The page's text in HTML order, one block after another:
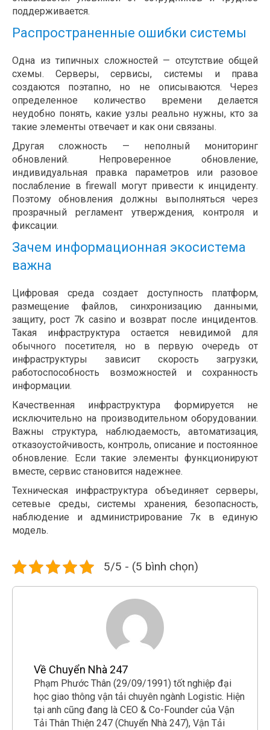
поддерживается.
Распространенные ошибки системы
Одна из типичных сложностей — отсутствие общей
схемы. Серверы, сервисы, системы и права
создаются поэтапно, но не описываются. Через
определенное количество времени делается
неудобно понять, какие узлы реально нужны, кто за
такие элементы отвечает и как они связаны.
Другая сложность — неполный мониторинг
обновлений. Непроверенное обновление,
индивидуальная правка параметров или разовое
послабление в firewall могут привести к инциденту.
Поэтому обновления должны выполняться через
прозрачный регламент утверждения, контроля и
фиксации.
Зачем информационная экосистема
важна
Цифровая среда создает доступность платформ,
размещение файлов, синхронизацию данными,
защиту, рост 7k casino и возврат после инцидентов.
Такая инфраструктура остается невидимой для
обычного посетителя, но в первую очередь от
инфраструктуры зависит скорость загрузки,
работоспособность возможностей и сохранность
информации.
Качественная инфраструктура формируется не
исключительно на производительном оборудовании.
Важны структура, наблюдаемость, автоматизация,
отказоустойчивость, контроль, описание и постоянное
обновление. Если такие элементы функционируют
вместе, сервис становится надежнее.
Техническая инфраструктура объединяет серверы,
сетевые среды, системы хранения, безопасность,
наблюдение и администрирование 7к в единую
модель.
5/5 - (5 bình chọn)
Về Chuyển Nhà 247
Phạm Phước Thân (29/09/1991) tốt nghiệp đại
học giao thông vận tải chuyên ngành Logistic. Hiện
tại anh cũng đang là CEO & Co-Founder của Vận
Tải Thân Thiện 247 (Chuyển Nhà 247), Vận Tải